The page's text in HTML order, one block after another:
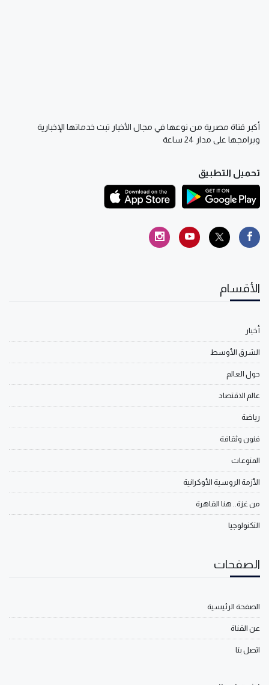
أكبر قناة مصرية من نوعها في مجال الأخبار تبث خدماتها الإخبارية
وبرامجها على مدار 24 ساعة
تحميل التطبيق
الأقسام
أخبار
الشرق الأوسط
حول العالم
عالم الاقتصاد
رياضة
فنون وثقافة
المنوعات
الأزمة الروسية الأوكرانية
من غزة.. هنا القاهرة
التكنولوجيا
الصفحات
الصفحة الرئيسية
عن القناة
اتصل بنا